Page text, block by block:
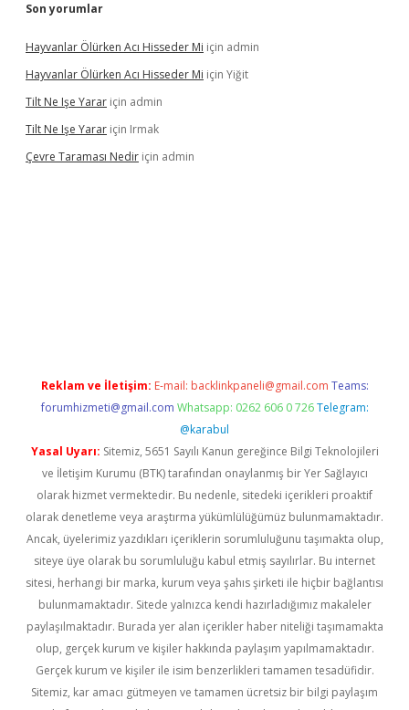
Son yorumlar
Hayvanlar Ölürken Acı Hisseder Mi için admin
Hayvanlar Ölürken Acı Hisseder Mi için Yiğit
Tilt Ne Işe Yarar için admin
Tilt Ne Işe Yarar için Irmak
Çevre Taraması Nedir için admin
Reklam ve İletişim: E-mail: backlinkpaneli@gmail.com Teams:
forumhizmeti@gmail.com Whatsapp: 0262 606 0 726 Telegram:
@karabul
Yasal Uyarı: Sitemiz, 5651 Sayılı Kanun gereğince Bilgi Teknolojileri
ve İletişim Kurumu (BTK) tarafından onaylanmış bir Yer Sağlayıcı
olarak hizmet vermektedir. Bu nedenle, sitedeki içerikleri proaktif
olarak denetleme veya araştırma yükümlülüğümüz bulunmamaktadır.
Ancak, üyelerimiz yazdıkları içeriklerin sorumluluğunu taşımakta olup,
siteye üye olarak bu sorumluluğu kabul etmiş sayılırlar. Bu internet
sitesi, herhangi bir marka, kurum veya şahıs şirketi ile hiçbir bağlantısı
bulunmamaktadır. Sitede yalnızca kendi hazırladığımız makaleler
paylaşılmaktadır. Burada yer alan içerikler haber niteliği taşımamakta
olup, gerçek kurum ve kişiler hakkında paylaşım yapılmamaktadır.
Gerçek kurum ve kişiler ile isim benzerlikleri tamamen tesadüfidir.
Sitemiz, kar amacı gütmeyen ve tamamen ücretsiz bir bilgi paylaşım